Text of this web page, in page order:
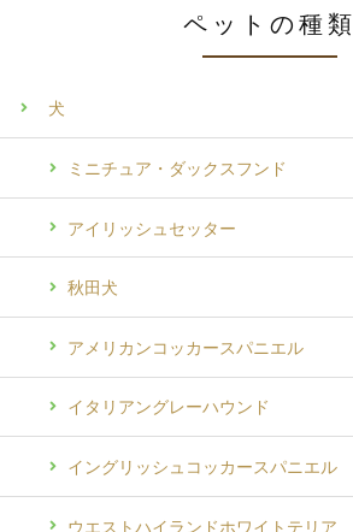
ペットの種類
犬
ミニチュア・ダックスフンド
アイリッシュセッター
秋田犬
アメリカンコッカースパニエル
イタリアングレーハウンド
イングリッシュコッカースパニエル
ウエストハイランドホワイトテリア